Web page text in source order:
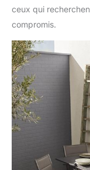
ceux qui
compromis.